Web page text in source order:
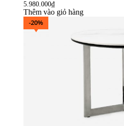
5.980.000₫
Thêm vào giỏ hàng
-20%